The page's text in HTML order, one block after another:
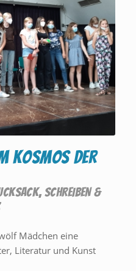
Kosmos der
,SCHREIBEN &
Mädchen eine
Literatur und Kunst